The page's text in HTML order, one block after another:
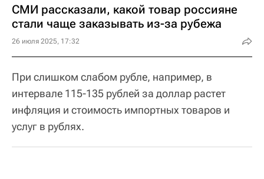
СМИ рассказали, какой товар россияне
стали чаще заказывать из-за рубежа
26 июля 2025, 17:32
При слишком слабом рубле, например, в
интервале 115-135 рублей за доллар растет
инфляция и стоимость импортных товаров и
услуг в рублях.